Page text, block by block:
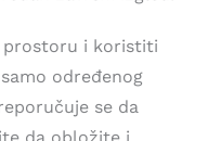
prostoru i koristiti
određenog
se da